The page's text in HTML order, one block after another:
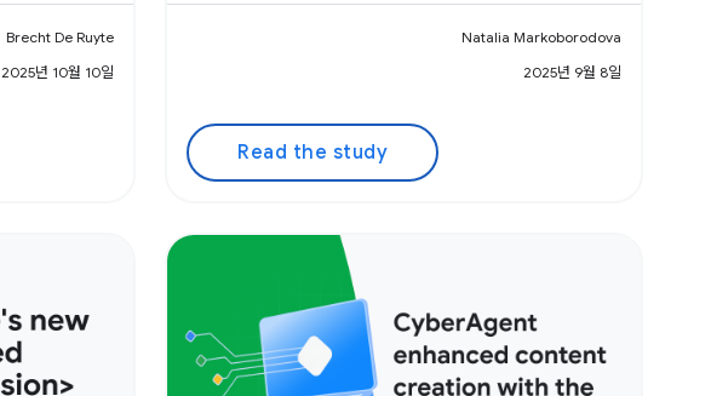
Brecht De Ruyte
2025년 10월 10일
Natalia Markoborodova
2025년 9월 8일
Read the study